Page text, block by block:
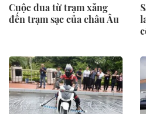
Cuộc đua từ trạm xăng
đến trạm sạc của châu Âu